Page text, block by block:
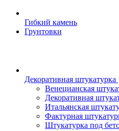
Гибкий камень
Грунтовки
Декоративная штукатурка
Венецианская
Декоративная
Итальянская
Фактурная
Штукатурка под